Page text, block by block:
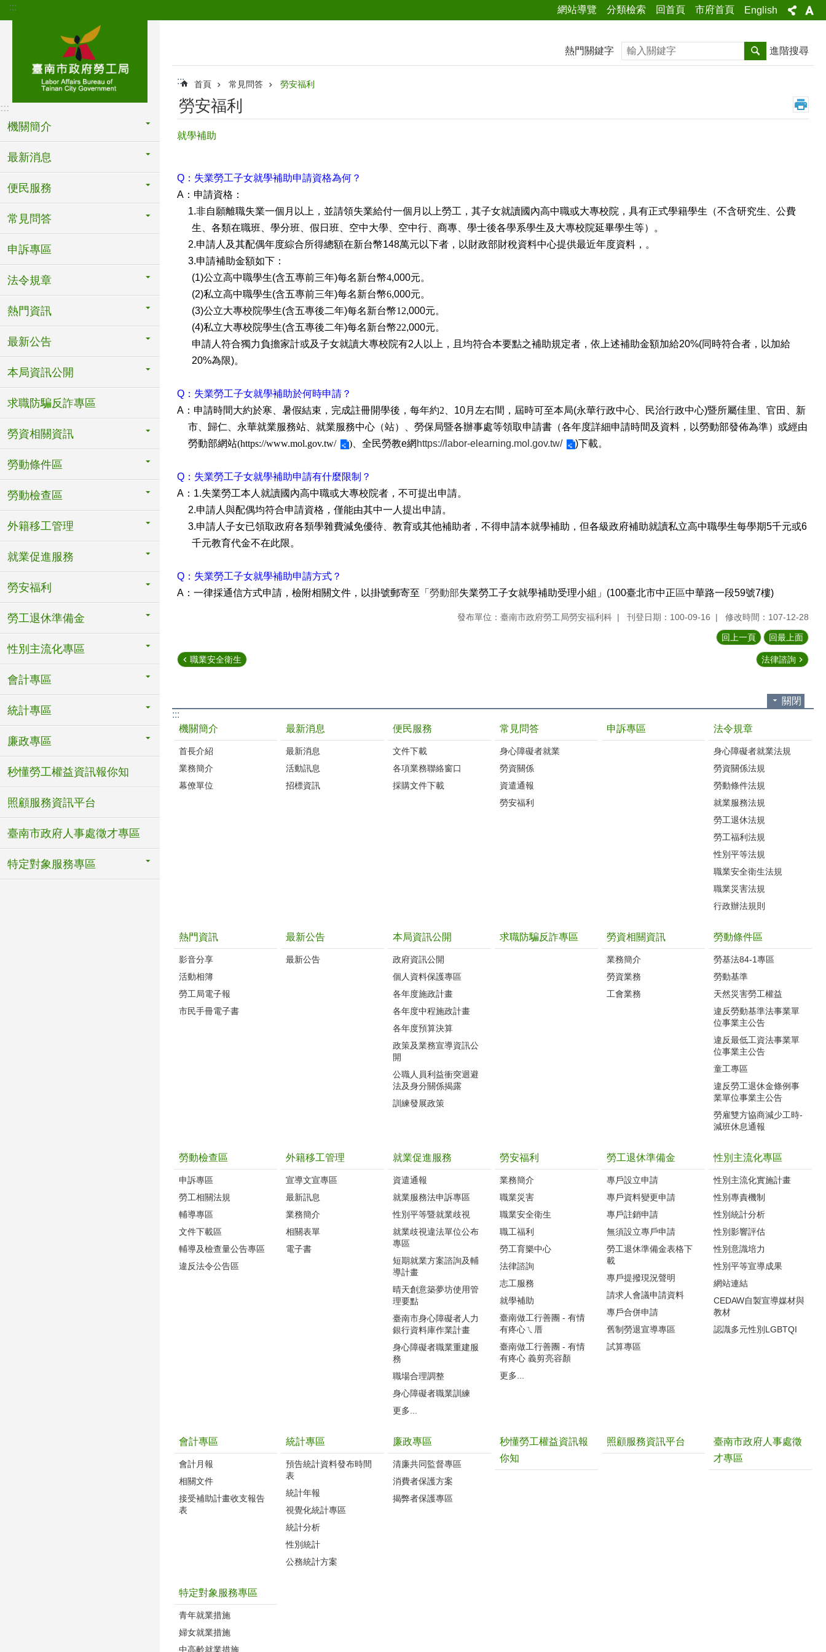
跳到主要內容區塊
::: 網站導覽 分類檢索 回首頁 市府首頁 English
:::
機關簡介
最新消息
便民服務
常見問答
申訴專區
法令規章
熱門資訊
最新公告
本局資訊公開
求職防騙反詐專區
勞資相關資訊
勞動條件區
勞動檢查區
外籍移工管理
就業促進服務
勞安福利
勞工退休準備金
性別主流化專區
會計專區
統計專區
廉政專區
秒懂勞工權益資訊報你知
照顧服務資訊平台
臺南市政府人事處徵才專區
特定對象服務專區
熱門關鍵字 搜尋 進階搜尋
::: 首頁 常見問答 勞安福利
勞安福利
就學補助
Q ：失業勞工子女就學補助申請資格為何？
A ：申請資格：
1.非自願離職失業一個月以上，並請領失業給付一個月以上勞工，其子女就讀國內高中職或大專校院，具有正式學籍學生（不含研究生、公費
生、各類在職班、學分班、假日班、空中大學、空中行、商專、學士後各學系學生及大專校院延畢學生等）。
2.申請人及其配偶年度綜合所得總額在新台幣148萬元以下者，以財政部財稅資料中心提供最近年度資料，。
3.申請補助金額如下：
(1)公立高中職學生(含五專前三年)每名新台幣4,000元。
(2)私立高中職學生(含五專前三年)每名新台幣6,000元。
(3)公立大專校院學生(含五專後二年)每名新台幣12,000元。
(4)私立大專校院學生(含五專後二年)每名新台幣22,000元。
申請人符合獨力負擔家計或及子女就讀大專校院有2 人以上，且均符合本要點之補助規定者，依上述補助金額加給20%(同時符合者，以加給
20%為限)。
Q ：失業勞工子女就學補助於何時申請？
A ：申請時間大約於寒、暑假結束，完成註冊開學後，每年約2 10月左右間，屆時可至本局(永華行政中心、民治行政中心)暨所屬佳里、官田、新
市、歸仁、永華就業服務站、就業服務中心（站）、勞保局暨各辦事處等領取申請書（各年度詳細申請時間及資料，以勞動部發佈為準）或經由
勞動部網站(https://www.mol.gov.tw/ )、全民勞教e網 https://labor-elearning.mol.gov.tw/ )下載。
Q ：失業勞工子女就學補助申請有什麼限制？
A ： 1.失業勞工本人就讀國內高中職或大專校院者，不可提出申請。
2.申請人與配偶均符合申請資格，僅能由其中一人提出申請。
3.申請人子女已領取政府各類學雜費減免優待、教育或其他補助者，不得申請本就學補助，但各級政府補助就讀私立高中職學生每學期5千元或6
千元教育代金不在此限。
Q ：失業勞工子女就學補助申請方式？
A ：一律採通信方式申請，檢附相關文件，以掛號郵寄至「勞動部失業勞工子女就學補助受理小組」 (100臺北市中正區中華路一段59號7樓)
發布單位：臺南市政府勞工局勞安福利科 刊登日期：100-09-16 修改時間：107-12-28
回上一頁 回最上面
職業安全衛生 法律諮詢
關閉
:::
機關簡介
首長介紹
業務簡介
幕僚單位
最新消息
最新消息
活動訊息
招標資訊
便民服務
文件下載
各項業務聯絡窗口
採購文件下載
常見問答
身心障礙者就業
勞資關係
資遣通報
勞安福利
申訴專區 法令規章
身心障礙者就業法規
勞資關係法規
勞動條件法規
就業服務法規
勞工退休法規
勞工福利法規
性別平等法規
職業安全衛生法規
職業災害法規
行政辦法規則
熱門資訊
影音分享
活動相簿
勞工局電子報
市民手冊電子書
最新公告
最新公告
本局資訊公開
政府資訊公開
個人資料保護專區
各年度施政計畫
各年度中程施政計畫
各年度預算決算
政策及業務宣導資訊公
開
公職人員利益衝突迴避
法及身分關係揭露
訓練發展政策
求職防騙反詐專區 勞資相關資訊
業務簡介
勞資業務
工會業務
勞動條件區
勞基法84-1專區
勞動基準
天然災害勞工權益
違反勞動基準法事業單
位事業主公告
違反最低工資法事業單
位事業主公告
童工專區
違反勞工退休金條例事
業單位事業主公告
勞雇雙方協商減少工時-
減班休息通報
勞動檢查區
申訴專區
勞工相關法規
輔導專區
文件下載區
輔導及檢查量公告專區
違反法令公告區
外籍移工管理
宣導文宣專區
最新訊息
業務簡介
相關表單
電子書
就業促進服務
資遣通報
就業服務法申訴專區
性別平等暨就業歧視
就業歧視違法單位公布
專區
短期就業方案諮詢及輔
導計畫
晴天創意築夢坊使用管
理要點
臺南市身心障礙者人力
銀行資料庫作業計畫
身心障礙者職業重建服
務
職場合理調整
身心障礙者職業訓練
更多...
勞安福利
業務簡介
職業災害
職業安全衛生
職工福利
勞工育樂中心
法律諮詢
志工服務
就學補助
臺南做工行善團 - 有情
有疼心ㄟ厝
臺南做工行善團 - 有情
有疼心 義剪亮容顏
更多...
勞工退休準備金
專戶設立申請
專戶資料變更申請
專戶註銷申請
無須設立專戶申請
勞工退休準備金表格下
載
專戶提撥現況聲明
請求人會議申請資料
專戶合併申請
舊制勞退宣導專區
試算專區
性別主流化專區
性別主流化實施計畫
性別專責機制
性別統計分析
性別影響評估
性別意識培力
性別平等宣導成果
網站連結
CEDAW自製宣導媒材與
教材
認識多元性別LGBTQI
會計專區
會計月報
相關文件
接受補助計畫收支報告
表
統計專區
預告統計資料發布時間
表
統計年報
視覺化統計專區
統計分析
性別統計
公務統計方案
廉政專區
清廉共同監督專區
消費者保護方案
揭弊者保護專區
秒懂勞工權益資訊報
你知
照顧服務資訊平台
臺南市政府人事處徵
才專區
特定對象服務專區
青年就業措施
婦女就業措施
中高齡就業措施